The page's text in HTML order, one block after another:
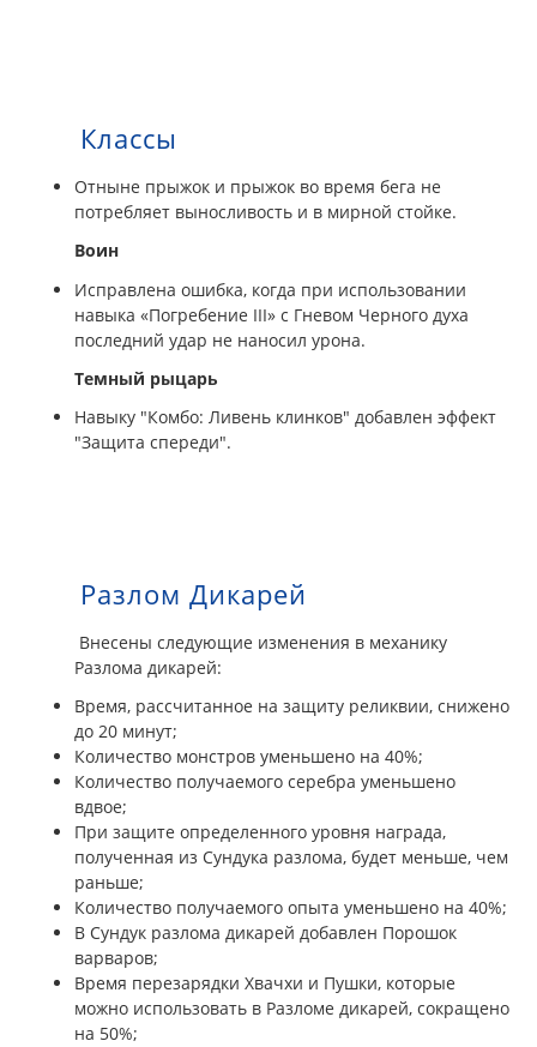
Классы
Отныне прыжок и прыжок во время бега не
потребляет выносливость и в мирной стойке.
Воин
Исправлена ошибка, когда при использовании
навыка «Погребение III» с Гневом Черного духа
последний удар не наносил урона.
Темный рыцарь
Навыку "Комбо: Ливень клинков" добавлен эффект
"Защита спереди".
Разлом Дикарей
Внесены следующие изменения в механику
Разлома дикарей:
Время, рассчитанное на защиту реликвии, снижено
до 20 минут;
Количество монстров уменьшено на 40%;
Количество получаемого серебра уменьшено
вдвое;
При защите определенного уровня награда,
полученная из Сундука разлома, будет меньше, чем
раньше;
Количество получаемого опыта уменьшено на 40%;
В Сундук разлома дикарей добавлен Порошок
варваров;
Время перезарядки Хвачхи и Пушки, которые
можно использовать в Разломе дикарей, сокращено
на 50%;